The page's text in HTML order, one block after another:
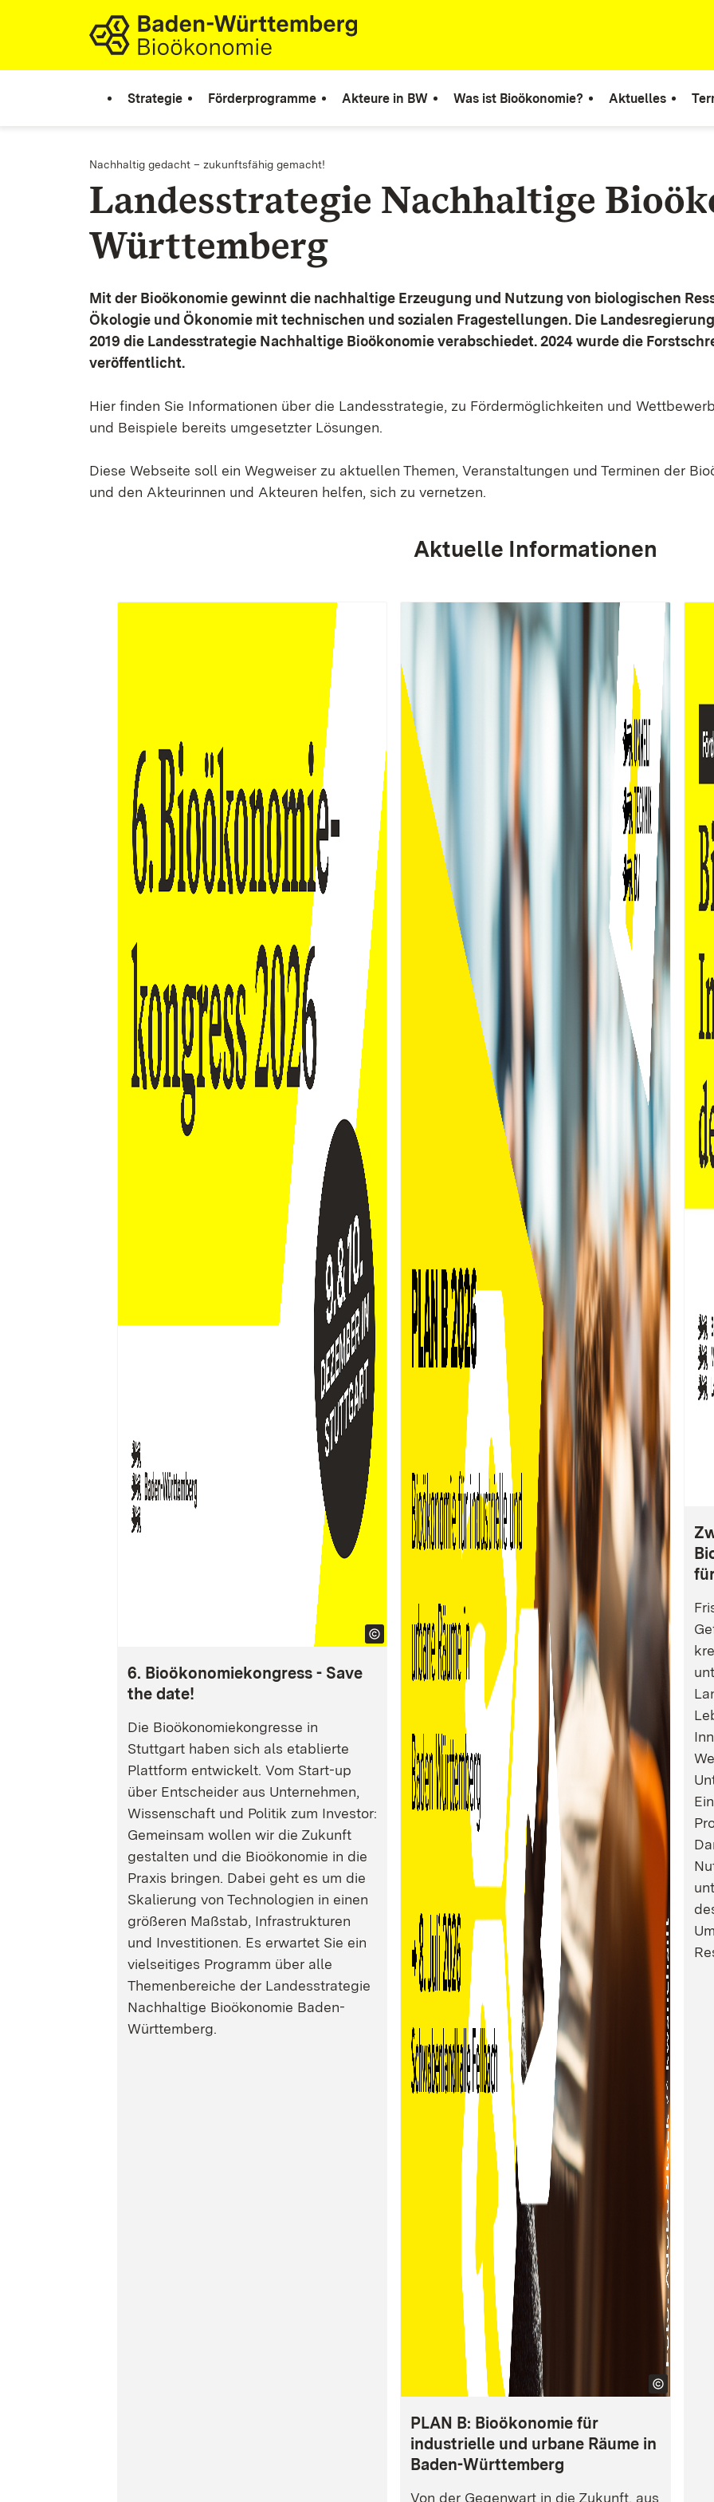
Zum Inhalt springen
Link zur Startseite
Strategie Förderprogramme Akteure in BW Was ist Bioökonomie? Aktuelles
Nachhaltig gedacht – zukunftsfähig gemacht!
Landesstrategie Nachhaltige
Württemberg
Mit der Bioökonomie gewinnt die nachhaltige Erzeugung und Nutzung von biologischen
Ökologie und Ökonomie mit technischen und sozialen Fragestellungen. Die
2019 die Landesstrategie Nachhaltige Bioökonomie verabschiedet. 2024 wurde die
veröffentlicht.
Hier finden Sie Informationen über die Landesstrategie, zu Fördermöglichkeiten und
und Beispiele bereits umgesetzter Lösungen.
Diese Webseite soll ein Wegweiser zu aktuellen Themen, Veranstaltungen und Terminen der
und den Akteurinnen und Akteuren helfen, sich zu vernetzen.
Aktuelle Informationen
6. Bioökonomiekongress - Save
the date!
Die Bioökonomiekongresse in
Stuttgart haben sich als etablierte
Plattform entwickelt. Vom Start-up
über Entscheider aus Unternehmen,
Wissenschaft und Politik zum Investor:
Gemeinsam wollen wir die Zukunft
gestalten und die Bioökonomie in die
Praxis bringen. Dabei geht es um die
Skalierung von Technologien in einen
größeren Maßstab, Infrastrukturen
und Investitionen. Es erwartet Sie ein
vielseitiges Programm über alle
Themenbereiche der Landesstrategie
Nachhaltige Bioökonomie Baden-
Württemberg.
PLAN B: Bioökonomie für
industrielle und urbane Räume in
Baden-Württemberg
Von der Gegenwart in die Zukunft, aus